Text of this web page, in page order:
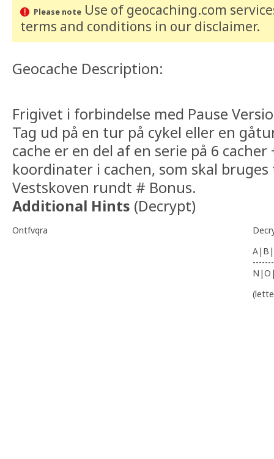
Please noteUse of geocaching.com
terms and conditions in our disclaimer.
Geocache Description:
Frigivet i forbindelse med Pause
Tag ud på en tur på cykel eller en
cache er en del af en serie på 6
koordinater i cachen, som skal bruges
Vestskoven rundt # Bonus.
Additional Hints (Decrypt)
Ontfvqra